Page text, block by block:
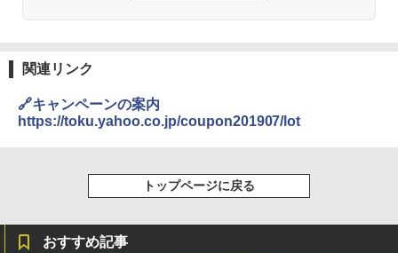
関連リンク
🔗キャンペーンの案内
https://toku.yahoo.co.jp/coupon201907/lot
トップページに戻る
おすすめ記事